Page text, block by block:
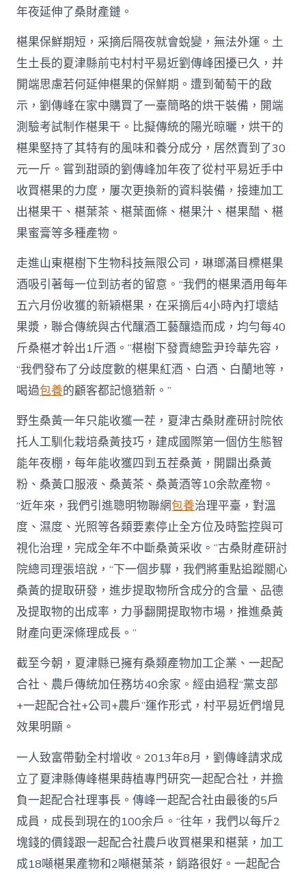
年夜延伸了桑財產鏈。
椹果保鮮期短，采摘后隔夜就會蛻變，無法外運。土
生土長的夏津縣前屯村村平易近劉傳峰困擾已久，并
開端思慮若何延伸椹果的保鮮期。遭到葡萄干的啟
示，劉傳峰在家中購買了一臺簡略的烘干裝備，開端
測驗考試制作椹果干。比擬傳統的陽光晾曬，烘干的
椹果堅持了其特有的風味和養分成分，居然賣到了30
元一斤。嘗到甜頭的劉傳峰加年夜了從村平易近手中
收買椹果的力度，屢次更換新的資料裝備，接連加工
出椹果干、椹葉茶、椹葉面條、椹果汁、椹果醋、椹
果蜜膏等多種產物。
走進山東椹樹下生物科技無限公司，琳瑯滿目標椹果
酒吸引著每一位到訪者的留意。“我們的椹果酒用每年
五六月份收獲的新穎椹果，在采摘后4小時內打壞結
果漿，聯合傳統與古代釀酒工藝釀造而成，均勻每40
斤桑椹才幹出1斤酒。”椹樹下發賣總監尹玲華先容，
“我們發布了分歧度數的椹果紅酒、白酒、白蘭地等，
喝過包養的顧客都記憶猶新。”
野生桑黃一年只能收獲一茬，夏津古桑財產研討院依
托人工馴化栽培桑黃技巧，建成國際第一個仿生態智
能年夜棚，每年能收獲四到五茬桑黃，開闢出桑黃
粉、桑黃口服液、桑黃茶、桑黃酒等10余款產物。
“近年來，我們引進聰明物聯網包養治理平臺，對溫
度、濕度、光照等各類要素停止全方位及時監控與可
視化治理，完成全年不中斷桑黃采收。”古桑財產研討
院總司理張培說，“下一個步驟，我們將重點追蹤關心
桑黃的提取研發，進步提取物所含成分的含量、品德
及提取物的出成率，力爭翻開提取物市場，推進桑黃
財產向更深條理成長。”
截至今朝，夏津縣已擁有桑類產物加工企業、一起配
合社、農戶傳統加任務坊40余家。經由過程“黨支部
+一起配合社+公司+農戶”運作形式，村平易近們增見
效果明顯。
一人致富帶動全村增收。2013年8月，劉傳峰請求成
立了夏津縣傳峰椹果蒔植專門研究一起配合社，并擔
負一起配合社理事長。傳峰一起配合社由最後的5戶
成員，成長到現在的100余戶。“往年，我們以每斤2
塊錢的價錢跟一起配合社農戶收買椹果和椹葉，加工
成18噸椹果產物和2噸椹葉茶，銷路很好。一起配合